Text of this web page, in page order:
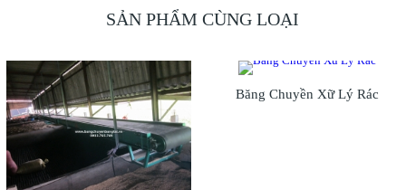
SẢN PHẨM CÙNG LOẠI
Băng Chuyền Xữ Lý Rác